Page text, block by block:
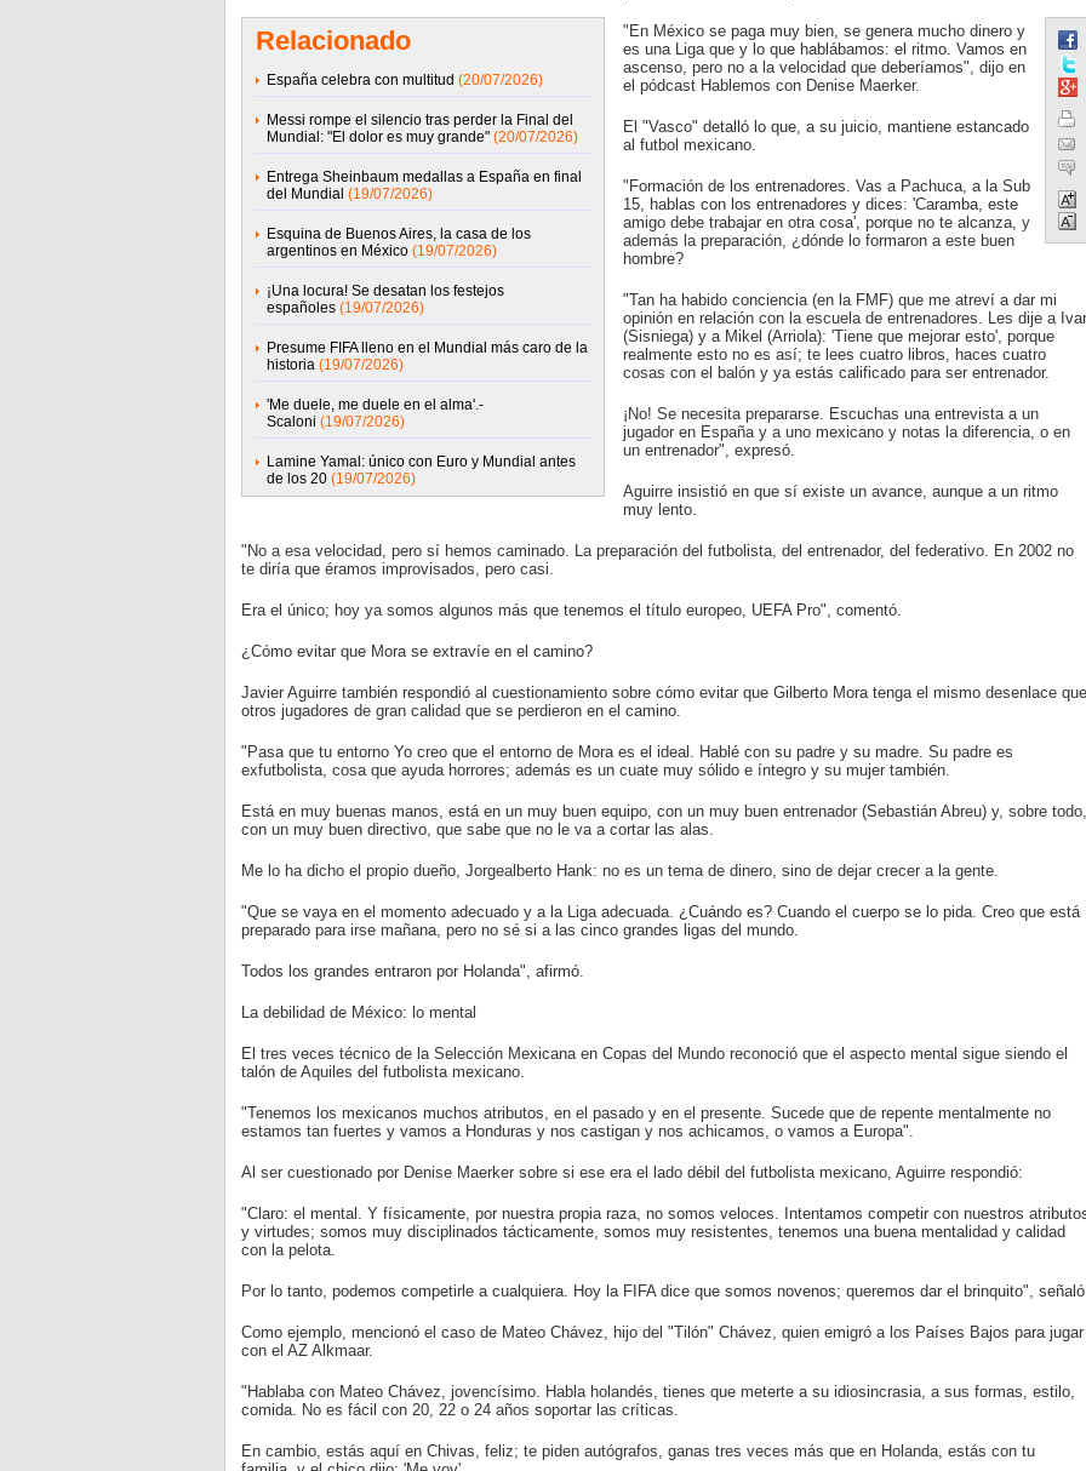
Relacionado
España celebra con multitud (20/07/2026)
Messi rompe el silencio tras perder la Final del
Mundial: "El dolor es muy grande" (20/07/2026)
Entrega Sheinbaum medallas a España en final
del Mundial (19/07/2026)
Esquina de Buenos Aires, la casa de los
argentinos en México (19/07/2026)
¡Una locura! Se desatan los festejos
españoles (19/07/2026)
Presume FIFA lleno en el Mundial más caro de la
historia (19/07/2026)
'Me duele, me duele en el alma'.-
Scaloni (19/07/2026)
Lamine Yamal: único con Euro y Mundial antes
de los 20 (19/07/2026)
"En México se paga muy bien, se genera mucho dinero y
es una Liga que y lo que hablábamos: el ritmo. Vamos en
ascenso, pero no a la velocidad que deberíamos", dijo en
el pódcast Hablemos con Denise Maerker.
El "Vasco" detalló lo que, a su juicio, mantiene estancado
al futbol mexicano.
"Formación de los entrenadores. Vas a Pachuca, a la Sub
15, hablas con los entrenadores y dices: 'Caramba, este
amigo debe trabajar en otra cosa', porque no te alcanza, y
además la preparación, ¿dónde lo formaron a este buen
hombre?
"Tan ha habido conciencia (en la FMF) que me atreví a dar mi
opinión en relación con la escuela de entrenadores. Les dije a Ivar
(Sisniega) y a Mikel (Arriola): 'Tiene que mejorar esto', porque
realmente esto no es así; te lees cuatro libros, haces cuatro
cosas con el balón y ya estás calificado para ser entrenador.
¡No! Se necesita prepararse. Escuchas una entrevista a un
jugador en España y a uno mexicano y notas la diferencia, o en
un entrenador", expresó.
Aguirre insistió en que sí existe un avance, aunque a un ritmo
muy lento.
"No a esa velocidad, pero sí hemos caminado. La preparación del futbolista, del entrenador, del federativo. En 2002 no
te diría que éramos improvisados, pero casi.
Era el único; hoy ya somos algunos más que tenemos el título europeo, UEFA Pro", comentó.
¿Cómo evitar que Mora se extravíe en el camino?
Javier Aguirre también respondió al cuestionamiento sobre cómo evitar que Gilberto Mora tenga el mismo desenlace que
otros jugadores de gran calidad que se perdieron en el camino.
"Pasa que tu entorno Yo creo que el entorno de Mora es el ideal. Hablé con su padre y su madre. Su padre es
exfutbolista, cosa que ayuda horrores; además es un cuate muy sólido e íntegro y su mujer también.
Está en muy buenas manos, está en un muy buen equipo, con un muy buen entrenador (Sebastián Abreu) y, sobre todo,
con un muy buen directivo, que sabe que no le va a cortar las alas.
Me lo ha dicho el propio dueño, Jorgealberto Hank: no es un tema de dinero, sino de dejar crecer a la gente.
"Que se vaya en el momento adecuado y a la Liga adecuada. ¿Cuándo es? Cuando el cuerpo se lo pida. Creo que está
preparado para irse mañana, pero no sé si a las cinco grandes ligas del mundo.
Todos los grandes entraron por Holanda", afirmó.
La debilidad de México: lo mental
El tres veces técnico de la Selección Mexicana en Copas del Mundo reconoció que el aspecto mental sigue siendo el
talón de Aquiles del futbolista mexicano.
"Tenemos los mexicanos muchos atributos, en el pasado y en el presente. Sucede que de repente mentalmente no
estamos tan fuertes y vamos a Honduras y nos castigan y nos achicamos, o vamos a Europa".
Al ser cuestionado por Denise Maerker sobre si ese era el lado débil del futbolista mexicano, Aguirre respondió:
"Claro: el mental. Y físicamente, por nuestra propia raza, no somos veloces. Intentamos competir con nuestros
y virtudes; somos muy disciplinados tácticamente, somos muy resistentes, tenemos una buena mentalidad y calidad
con la pelota.
Por lo tanto, podemos competirle a cualquiera. Hoy la FIFA dice que somos novenos; queremos dar el brinquito",
Como ejemplo, mencionó el caso de Mateo Chávez, hijo del "Tilón" Chávez, quien emigró a los Países Bajos para jugar
con el AZ Alkmaar.
"Hablaba con Mateo Chávez, jovencísimo. Habla holandés, tienes que meterte a su idiosincrasia, a sus formas, estilo,
comida. No es fácil con 20, 22 o 24 años soportar las críticas.
En cambio, estás aquí en Chivas, feliz; te piden autógrafos, ganas tres veces más que en Holanda, estás con tu